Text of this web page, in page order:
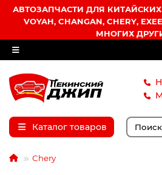
АВТОЗАПЧАСТИ ДЛЯ КИТАЙСКИХ
VOYAH, CHANGAN, CHERY,
МНОГИХ
Каталог товаров
Chery